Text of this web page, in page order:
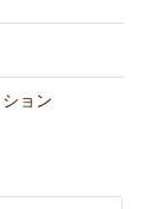
ョン